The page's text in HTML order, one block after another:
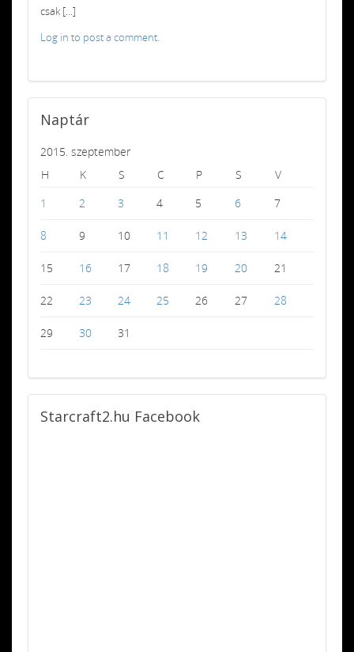
csak [...]
Log in to post a comment.
Naptár
2015. szeptember
H
K S C P S
V
1
2 3 4 5 6 7
8 9 10 11 12 13 14
15 16 17 18 19 20 21
22 23 24 25 26 27 28
29 30 31
Starcraft2.hu Facebook